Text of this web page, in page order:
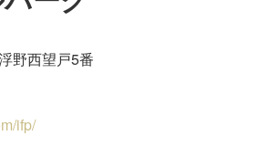
野西望戸5番
ifp/